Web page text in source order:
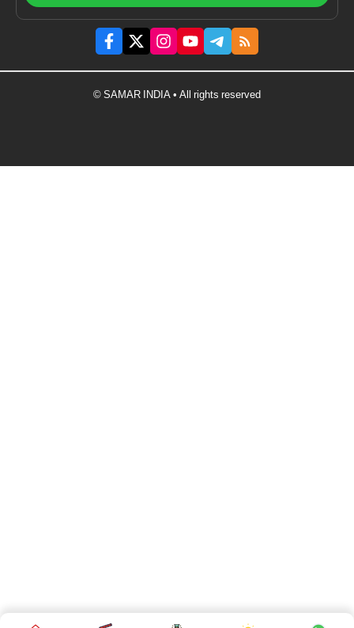
© SAMAR INDIA • All rights reserved